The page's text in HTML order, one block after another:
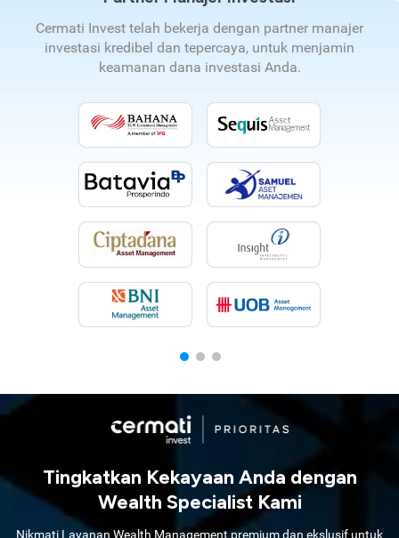
Cermati Invest telah bekerja dengan partner manajer
investasi kredibel dan tepercaya, untuk menjamin
keamanan dana investasi Anda.
Tingkatkan Kekayaan Anda dengan
Wealth Specialist Kami
Nikmati Layanan Wealth Management premium dan ekslusif untuk